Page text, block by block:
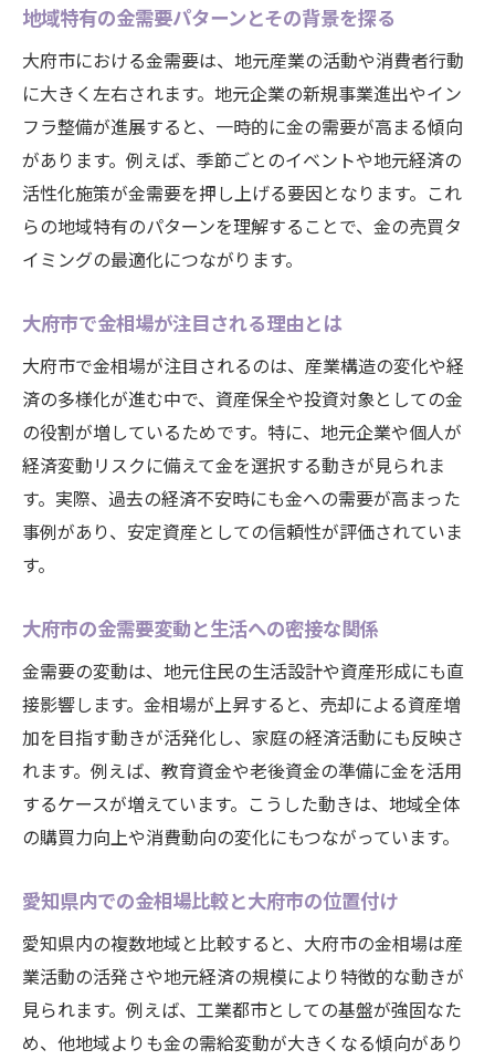
大府市経済と金相場の連動性を読み解く
金相場の動きから探る大府市の経済環境
金相場の高騰が大府市の投資意識に与える
影響
地域経済指標と金相場の関係を深掘りする
金相場を通じた生活設計のポイントを解説
金需要の変化と大府市の財政健全性への影
大府市経済環境を金相場から分析する方法
地元住民にとっての金相場の意味を再考察
大府市の財政力と金需要の関係性を深掘り
金相場が大府市の財政力指数に及ぼす要素
金需要が財政健全性に与える具体的な影響
大府市の財政指標と金相場の関連性を解説
金相場動向を意識した財政運営のポイント
地域の財政力と金相場の連動を探る
金の需要を通じて見える産業構造の変化
金相場変動が大府市の主要産業に与える影
響
産業構造の転換期と金需要の動きに注目
金需要の変化が雇用市場に及ぼす現状分析
地元産業の特色と金相場の関係性を探る
産業構造変化を金の需要動向から読み解く
地域経済と金相場の連動性を考える
金相場の動きが地域経済指標に現れる理由
大府市の商業活動と金需要の密接な関係
地域特有の金需要パターンとその背景を探る
大府市における金需要は、地元産業の活動や消費者行動
に大きく左右されます。地元企業の新規事業進出やイン
フラ整備が進展すると、一時的に金の需要が高まる傾向
があります。例えば、季節ごとのイベントや地元経済の
活性化施策が金需要を押し上げる要因となります。これ
らの地域特有のパターンを理解することで、金の売買タ
イミングの最適化につながります。
大府市で金相場が注目される理由とは
大府市で金相場が注目されるのは、産業構造の変化や経
済の多様化が進む中で、資産保全や投資対象としての金
の役割が増しているためです。特に、地元企業や個人が
経済変動リスクに備えて金を選択する動きが見られま
す。実際、過去の経済不安時にも金への需要が高まった
事例があり、安定資産としての信頼性が評価されていま
す。
大府市の金需要変動と生活への密接な関係
金需要の変動は、地元住民の生活設計や資産形成にも直
接影響します。金相場が上昇すると、売却による資産増
加を目指す動きが活発化し、家庭の経済活動にも反映さ
れます。例えば、教育資金や老後資金の準備に金を活用
するケースが増えています。こうした動きは、地域全体
の購買力向上や消費動向の変化にもつながっています。
愛知県内での金相場比較と大府市の位置付け
愛知県内の複数地域と比較すると、大府市の金相場は産
業活動の活発さや地元経済の規模により特徴的な動きが
見られます。例えば、工業都市としての基盤が強固なた
め、他地域よりも金の需給変動が大きくなる傾向があり